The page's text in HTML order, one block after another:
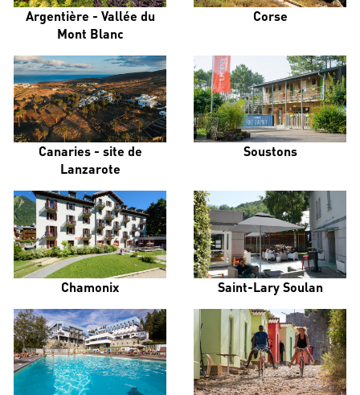
Argentière - Vallée du
Mont Blanc
Corse
Canaries - site de
Lanzarote
Soustons
Chamonix Saint-Lary Soulan